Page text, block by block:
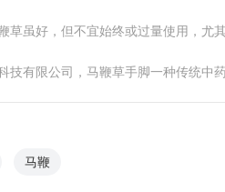
草虽好，但不宜始终或过量使用，尤
技有限公司，马鞭草手脚一种传统中
马鞭